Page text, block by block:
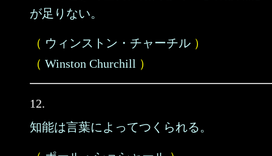
が足りない。
（ ウィンストン・チャーチル ）
（ Winston Churchill ）
12.
知能は言葉によってつくられる。